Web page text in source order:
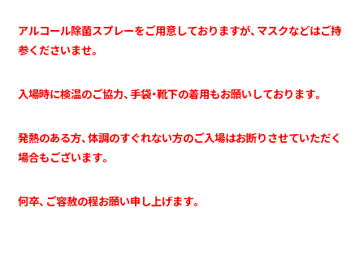
アルコール除菌スプレーをご用意しておりますが、マスクなどはご持
参くださいませ。
入場時に検温のご協力、手袋・靴下の着用もお願いしております。
発熱のある方、体調のすぐれない方のご入場はお断りさせていただく
場合もございます。
何卒、ご容赦の程お願い申し上げます。